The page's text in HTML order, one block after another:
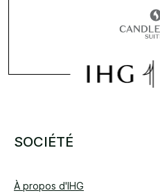
SOCIÉTÉ
À propos d'IHG